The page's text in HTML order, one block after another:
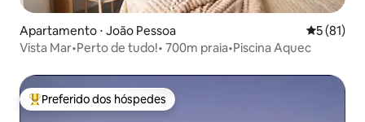
Apartamento ⋅ João Pessoa 5 de uma
5 (81)
Vista Mar•Perto de tudo!• 700m praia•Piscina Aquec
Entre os melhores preferidos dos hóspedes
Preferido dos hóspedes